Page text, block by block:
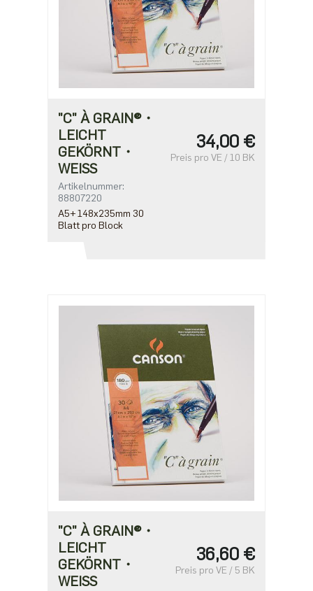
"C" À GRAIN®・
LEICHT
GEKÖRNT・
WEISS
Artikelnummer:
88807220
A5+ 148x235mm 30
Blatt pro Block
34,00 €
Preis pro VE / 10 BK
"C" À GRAIN®・
LEICHT
GEKÖRNT・
WEISS
36,60 €
Preis pro VE / 5 BK